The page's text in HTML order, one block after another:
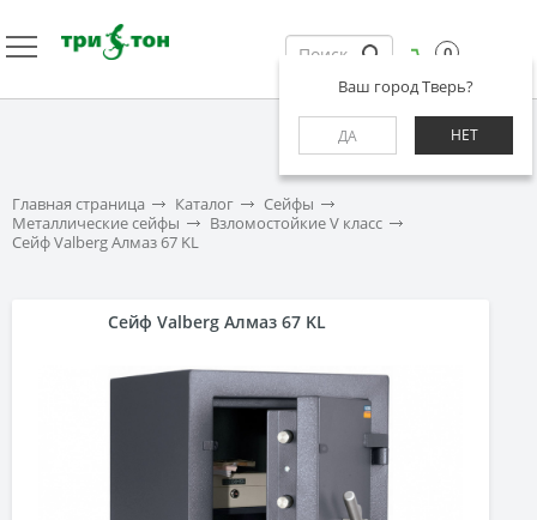
Ваш город Тверь?
ДА НЕТ
0
Главная страница Каталог
Сейфы
Металлические сейфы
Взломостойкие V класс
Сейф Valberg Алмаз 67 KL
Сейф Valberg Алмаз 67 KL